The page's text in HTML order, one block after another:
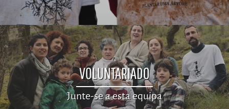
VOLUNTARIADO
Junte-se a esta equipa